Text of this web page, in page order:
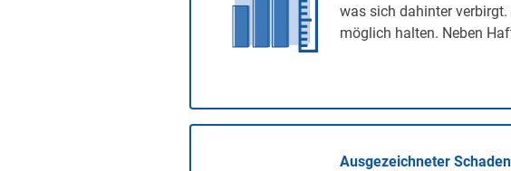
was sich dahinter
möglich halten. Neben
Ausgezeichneter